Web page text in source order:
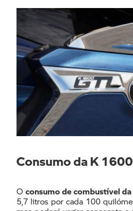
Consumo da K
O consumo de combustível
5,7 litros por cada 100